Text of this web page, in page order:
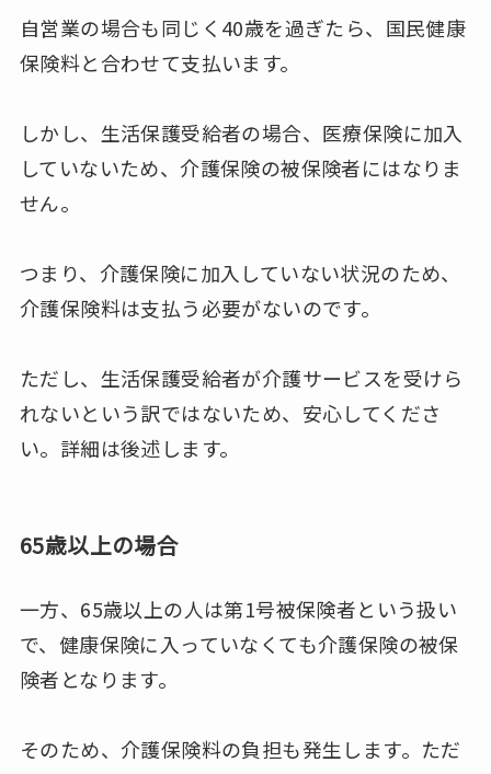
自営業の場合も同じく40歳を過ぎたら、国民健康
保険料と合わせて支払います。
しかし、生活保護受給者の場合、医療保険に加入
していないため、介護保険の被保険者にはなりま
せん。
つまり、介護保険に加入していない状況のため、
介護保険料は支払う必要がないのです。
ただし、生活保護受給者が介護サービスを受けら
れないという訳ではないため、安心してくださ
い。詳細は後述します。
65歳以上の場合
一方、65歳以上の人は第1号被保険者という扱い
で、健康保険に入っていなくても介護保険の被保
険者となります。
そのため、介護保険料の負担も発生します。ただ